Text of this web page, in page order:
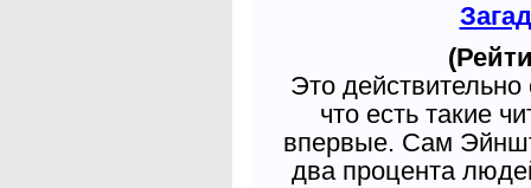
Это
что есть такие
впервые. Сам
два процента